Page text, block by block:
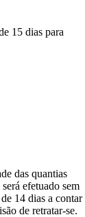
15 dias para
das quantias
efetuado sem
14 dias a contar
de retratar-se.